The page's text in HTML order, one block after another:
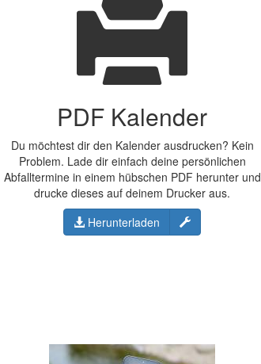
PDF Kalender
Du möchtest dir den Kalender ausdrucken? Kein
Problem. Lade dir einfach deine persönlichen
Abfalltermine in einem hübschen PDF herunter und
drucke dieses auf deinem Drucker aus.
Herunterladen
Konfigurieren